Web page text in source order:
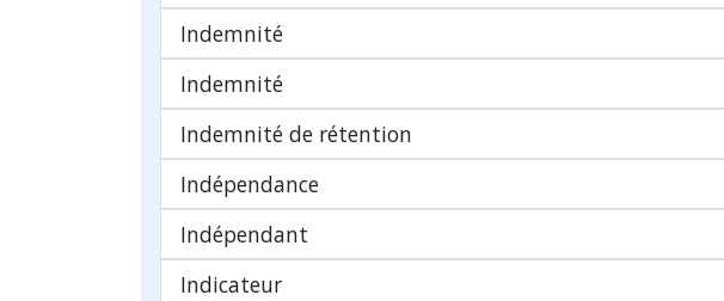
Indemnité
Indemnité
Indemnité de rétention
Indépendance
Indépendant
Indicateur